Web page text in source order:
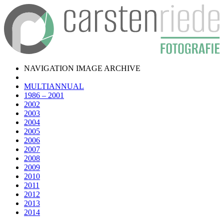
NAVIGATION IMAGE ARCHIVE
MULTIANNUAL
1986 – 2001
2002
2003
2004
2005
2006
2007
2008
2009
2010
2011
2012
2013
2014